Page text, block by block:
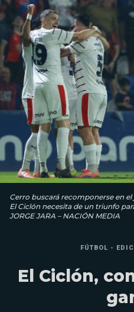
Cerro buscará recomponerse en
El Ciclón necesita de un triunfo
JORGE JARA – NACIÓN MEDIA
FÚTBOL -
El Ciclón,